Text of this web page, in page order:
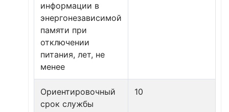
информации в
энергонезависимой
памяти при
отключении
питания, лет, не
менее
Ориентировочный
срок службы
10